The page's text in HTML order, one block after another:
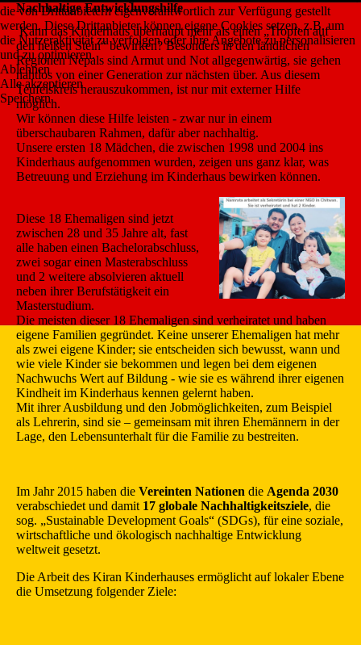
Nachhaltige Entwicklungshilfe
Kann das Kinderhaus überhaupt mehr als einen „Tropfen auf
den heißen Stein“ bewirken? Besonders in den ländlichen
Regionen Nepals sind Armut und Not allgegenwärtig, sie gehen
nahtlos von einer Generation zur nächsten über. Aus diesem
Teufelskreis herauszukommen, ist nur mit externer Hilfe
möglich.
Wir können diese Hilfe leisten - zwar nur in einem
überschaubaren Rahmen, dafür aber nachhaltig.
Unsere ersten 18 Mädchen, die zwischen 1998 und 2004 ins
Kinderhaus aufgenommen wurden, zeigen uns ganz klar, was
Betreuung und Erziehung im Kinderhaus bewirken können.
Diese 18 Ehemaligen sind jetzt
zwischen 28 und 35 Jahre alt, fast
alle haben einen Bachelorabschluss,
zwei sogar einen Masterabschluss
und 2 weitere absolvieren aktuell
neben ihrer Berufstätigkeit ein
Masterstudium.
Die meisten dieser 18 Ehemaligen sind verheiratet und haben
eigene Familien gegründet. Keine unserer Ehemaligen hat mehr
als zwei eigene Kinder; sie entscheiden sich bewusst, wann und
wie viele Kinder sie bekommen und legen bei dem eigenen
Nachwuchs Wert auf Bildung - wie sie es während ihrer eigenen
Kindheit im Kinderhaus kennen gelernt haben.
Mit ihrer Ausbildung und den Jobmöglichkeiten, zum Beispiel
als Lehrerin, sind sie – gemeinsam mit ihren Ehemännern in der
Lage, den Lebensunterhalt für die Familie zu bestreiten.
Im Jahr 2015 haben die Vereinten Nationen die Agenda 2030
verabschiedet und damit 17 globale Nachhaltigkeitsziele, die
sog. „Sustainable Development Goals“ (SDGs), für eine soziale,
wirtschaftliche und ökologisch nachhaltige Entwicklung
weltweit gesetzt.
Die Arbeit des Kiran Kinderhauses ermöglicht auf lokaler Ebene
die Umsetzung folgender Ziele:
die von Drittanbietern eigenverantwortlich zur Verfügung gestellt
werden. Diese Drittanbieter können eigene Cookies setzen, z.B. um
die Nutzeraktivität zu verfolgen oder ihre Angebote zu personalisieren
und zu optimieren.
Ablehnen
Alle akzeptieren
Speichern